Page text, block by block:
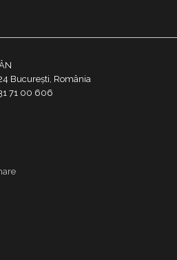
București, România
71 00 606